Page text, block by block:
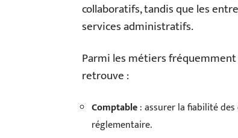
collaboratifs, tandis que les
services administratifs.
Parmi les métiers
retrouve :
Comptable: assurer la fiabilité
réglementaire.